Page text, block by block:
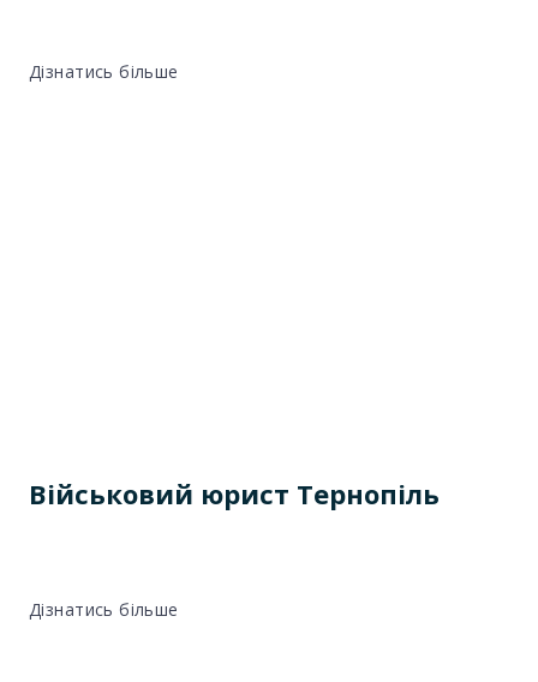
Дізнатись більше
Військовий юрист Тернопіль
Дізнатись більше